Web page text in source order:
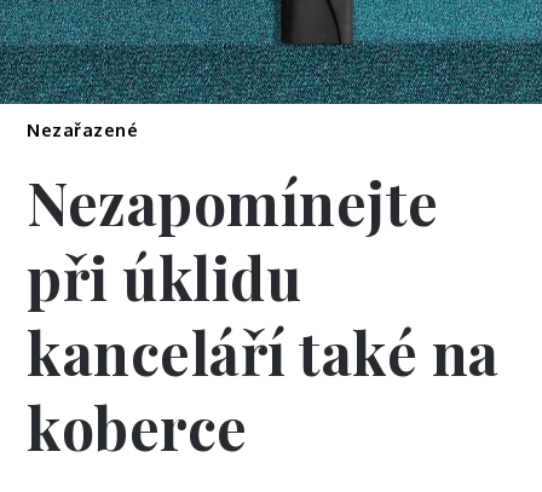
Nezařazené
Nezapomínejte
při úklidu
kanceláří také na
koberce